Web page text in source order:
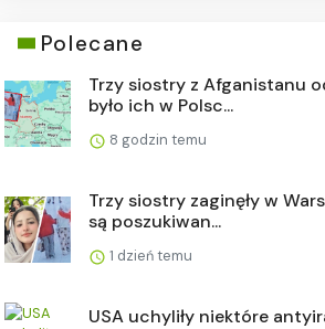
Polecane
Trzy siostry z Afganistanu
było ich w Polsc...
8 godzin temu
Trzy siostry zaginęły w
są poszukiwan...
1 dzień temu
USA uchyliły niektóre